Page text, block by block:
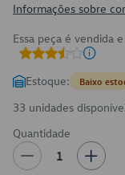
Informações sobre
Essa peça é vendida
Estoque: Baixo
33 unidades
Quantidade
1